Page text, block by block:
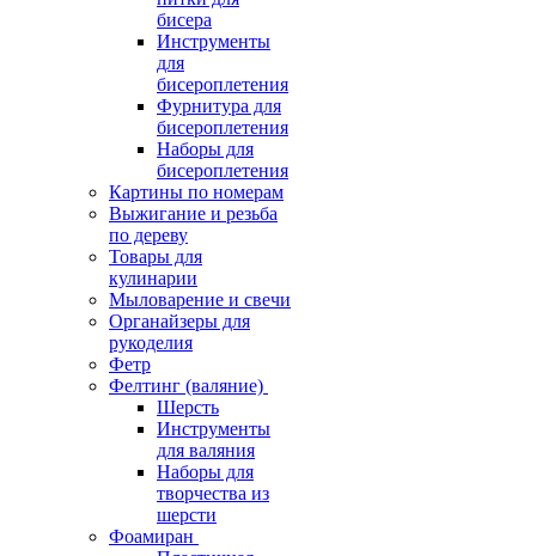
бисера
Инструменты
для
бисероплетения
Фурнитура для
бисероплетения
Наборы для
бисероплетения
Картины по номерам
Выжигание и резьба
по дереву
Товары для
кулинарии
Мыловарение и свечи
Органайзеры для
рукоделия
Фетр
Фелтинг (валяние)
Шерсть
Инструменты
для валяния
Наборы для
творчества из
шерсти
Фоамиран